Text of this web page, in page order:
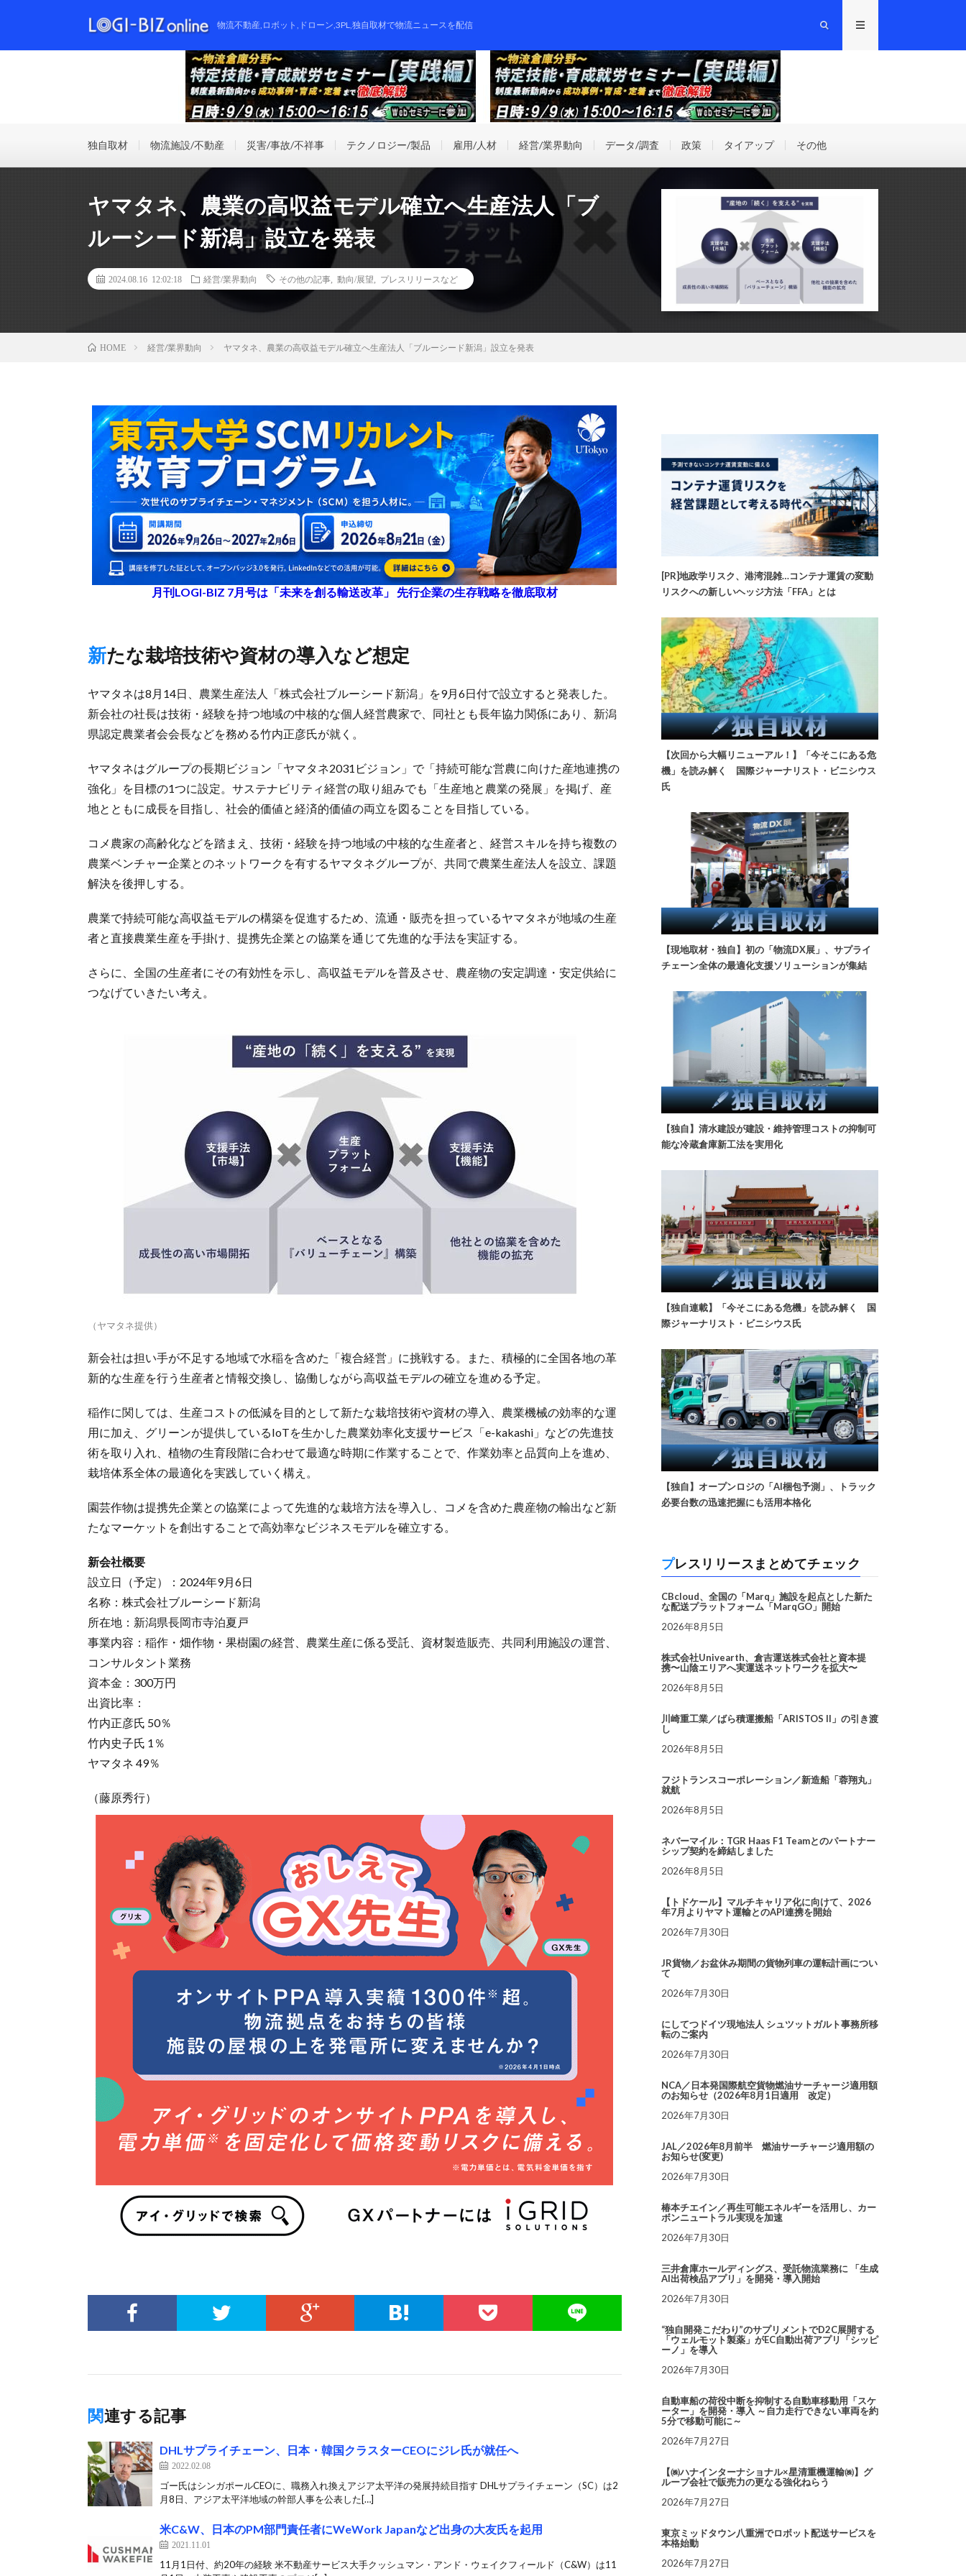
物流不動産,ロボット,ドローン,3PL,独自取材で物流ニュースを配信
独自取材 物流施設/不動産 災害/事故/不祥事 テクノロジー/製品 雇用/人材 経営/業界動向 データ/調査 政策 タイアップ その他
ヤマタネ、農業の高収益モデル確立へ生産法人「ブ
ルーシード新潟」設立を発表
2024.08.16 12:02:18 経営/業界動向 その他の記事 動向/展望 プレスリリースなど
HOME 経営/業界動向 ヤマタネ、農業の高収益モデル確立へ生産法人「ブルーシード新潟」設立を発表
月刊LOGI-BIZ 7月号は「未来を創る輸送改革」 先行企業の生存戦略を徹底取材
新たな栽培技術や資材の導入など想定
ヤマタネは8月14日、農業生産法人「株式会社ブルーシード新潟」を9月6日付で設立すると発表した。
新会社の社長は技術・経験を持つ地域の中核的な個人経営農家で、同社とも長年協力関係にあり、新潟
県認定農業者会会長などを務める竹内正彦氏が就く。
ヤマタネはグループの長期ビジョン「ヤマタネ2031ビジョン」で「持続可能な営農に向けた産地連携の
強化」を目標の1つに設定。サステナビリティ経営の取り組みでも「生産地と農業の発展」を掲げ、産
地とともに成長を目指し、社会的価値と経済的価値の両立を図ることを目指している。
コメ農家の高齢化などを踏まえ、技術・経験を持つ地域の中核的な生産者と、経営スキルを持ち複数の
農業ベンチャー企業とのネットワークを有するヤマタネグループが、共同で農業生産法人を設立、課題
解決を後押しする。
農業で持続可能な高収益モデルの構築を促進するため、流通・販売を担っているヤマタネが地域の生産
者と直接農業生産を手掛け、提携先企業との協業を通じて先進的な手法を実証する。
さらに、全国の生産者にその有効性を示し、高収益モデルを普及させ、農産物の安定調達・安定供給に
つなげていきたい考え。
（ヤマタネ提供）
新会社は担い手が不足する地域で水稲を含めた「複合経営」に挑戦する。また、積極的に全国各地の革
新的な生産を行う生産者と情報交換し、協働しながら高収益モデルの確立を進める予定。
稲作に関しては、生産コストの低減を目的として新たな栽培技術や資材の導入、農業機械の効率的な運
用に加え、グリーンが提供しているIoTを生かした農業効率化支援サービス「e-kakashi」などの先進技
術を取り入れ、植物の生育段階に合わせて最適な時期に作業することで、作業効率と品質向上を進め、
栽培体系全体の最適化を実践していく構え。
園芸作物は提携先企業との協業によって先進的な栽培方法を導入し、コメを含めた農産物の輸出など新
たなマーケットを創出することで高効率なビジネスモデルを確立する。
新会社概要
設立日（予定）：2024年9月6日
名称：株式会社ブルーシード新潟
所在地：新潟県長岡市寺泊夏戸
事業内容：稲作・畑作物・果樹園の経営、農業生産に係る受託、資材製造販売、共同利用施設の運営、
コンサルタント業務
資本金：300万円
出資比率：
竹内正彦氏 50％
竹内史子氏 1％
ヤマタネ 49％
（藤原秀行）
関連する記事
DHLサプライチェーン、日本・韓国クラスターCEOにジレ氏が就任へ
2022.02.08
ゴー氏はシンガポールCEOに、職務入れ換えアジア太平洋の発展持続目指す DHLサプライチェーン（SC）は2
月8日、アジア太平洋地域の幹部人事を公表した[…]
米C&W、日本のPM部門責任者にWeWork Japanなど出身の大友氏を起用
2021.11.01
11月1日付、約20年の経験 米不動産サービス大手クッシュマン・アンド・ウェイクフィールド（C&W）は11
[PR]地政学リスク、港湾混雑…コンテナ運賃の変動
リスクへの新しいヘッジ方法「FFA」とは
【次回から大幅リニューアル！】「今そこにある危
機」を読み解く 国際ジャーナリスト・ビニシウス
氏
【現地取材・独自】初の「物流DX展」、サプライ
チェーン全体の最適化支援ソリューションが集結
【独自】清水建設が建設・維持管理コストの抑制可
能な冷蔵倉庫新工法を実用化
【独自連載】「今そこにある危機」を読み解く 国
際ジャーナリスト・ビニシウス氏
【独自】オープンロジの「AI梱包予測」、トラック
必要台数の迅速把握にも活用本格化
プレスリリースまとめてチェック
CBcloud、全国の「Marq」施設を起点とした新た
な配送プラットフォーム「MarqGO」開始
2026年8月5日
株式会社Univearth、倉吉運送株式会社と資本提
携〜山陰エリアへ実運送ネットワークを拡大〜
2026年8月5日
川崎重工業／ばら積運搬船「ARISTOS II」の引き渡
し
2026年8月5日
フジトランスコーポレーション／新造船「蓉翔丸」
就航
2026年8月5日
ネバーマイル：TGR Haas F1 Teamとのパートナー
シップ契約を締結しました
2026年8月5日
【トドケール】マルチキャリア化に向けて、2026
年7月よりヤマト運輸とのAPI連携を開始
2026年7月30日
JR貨物／お盆休み期間の貨物列車の運転計画につい
て
2026年7月30日
にしてつドイツ現地法人 シュツットガルト事務所移
転のご案内
2026年7月30日
NCA／日本発国際航空貨物燃油サーチャージ適用額
のお知らせ（2026年8月1日適用 改定）
2026年7月30日
JAL／2026年8月前半 燃油サーチャージ適用額の
お知らせ(変更)
2026年7月30日
椿本チエイン／再生可能エネルギーを活用し、カー
ボンニュートラル実現を加速
2026年7月30日
三井倉庫ホールディングス、受託物流業務に 「生成
AI出荷検品アプリ」を開発・導入開始
2026年7月30日
“独自開発こだわり”のサプリメントでD2C展開する
「ウェルモット製薬」がEC自動出荷アプリ「シッピ
ーノ」を導入
2026年7月30日
自動車船の荷役中断を抑制する自動車移動用「スケ
ーター」を開発・導入 ～自力走行できない車両を約
5分で移動可能に～
2026年7月27日
【㈱ハナインターナショナル×星清重機運輸㈱】グ
ループ会社で販売力の更なる強化ねらう
2026年7月27日
東京ミッドタウン八重洲でロボット配送サービスを
本格始動
2026年7月27日